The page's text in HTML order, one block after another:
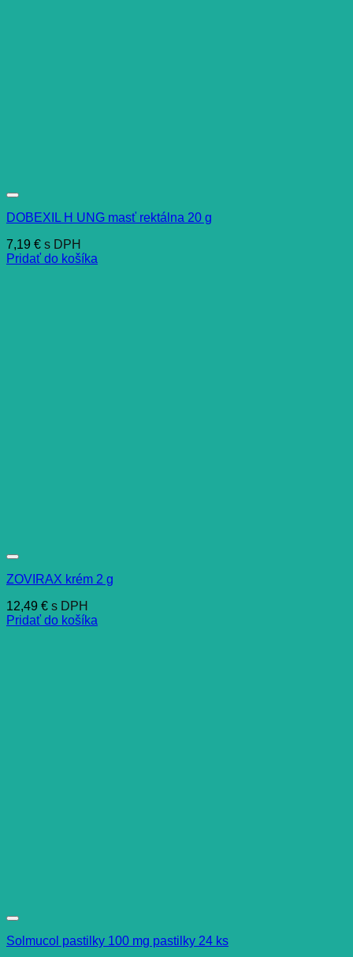
DOBEXIL H UNG masť rektálna 20 g
7,19 € s DPH
Pridať do košíka
ZOVIRAX krém 2 g
12,49 € s DPH
Pridať do košíka
Solmucol pastilky 100 mg pastilky 24 ks